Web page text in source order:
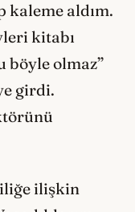
kaleme aldım.
kitabı
böyle olmaz”
girdi.
ilişkin